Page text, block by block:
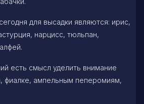
для высадки являются: ирис,
нарцисс, тюльпан,
есть смысл уделить внимание
фиалке, ампельным пеперомиям,